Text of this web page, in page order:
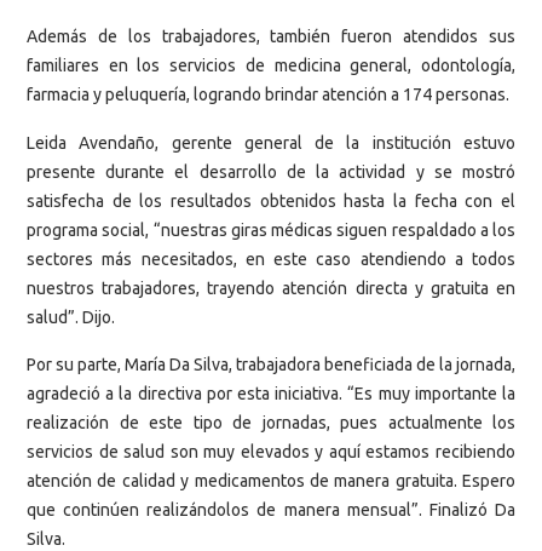
Además de los trabajadores, también fueron atendidos sus
familiares en los servicios de medicina general, odontología,
farmacia y peluquería, logrando brindar atención a 174 personas.
Leida Avendaño, gerente general de la institución estuvo
presente durante el desarrollo de la actividad y se mostró
satisfecha de los resultados obtenidos hasta la fecha con el
programa social, “nuestras giras médicas siguen respaldado a los
sectores más necesitados, en este caso atendiendo a todos
nuestros trabajadores, trayendo atención directa y gratuita en
salud”. Dijo.
Por su parte, María Da Silva, trabajadora beneficiada de la jornada,
agradeció a la directiva por esta iniciativa. “Es muy importante la
realización de este tipo de jornadas, pues actualmente los
servicios de salud son muy elevados y aquí estamos recibiendo
atención de calidad y medicamentos de manera gratuita. Espero
que continúen realizándolos de manera mensual”. Finalizó Da
Silva.